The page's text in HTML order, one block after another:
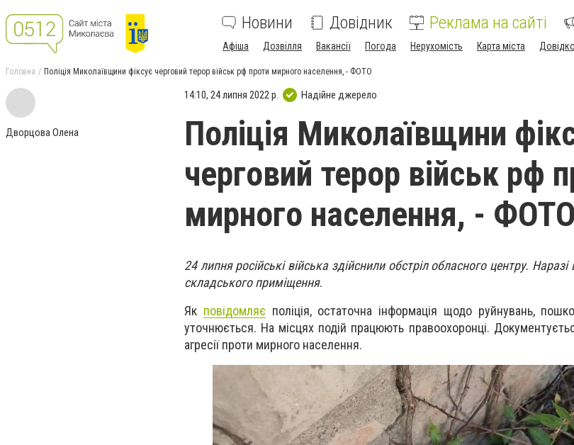
Новини Довідник Реклама на сайті
Афіша Дозвілля Вакансії Погода Нерухомість Карта міста
Головна Поліція Миколаївщини фіксує черговий терор військ рф проти мирного населення, - ФОТО
Дворцова Олена
14:10, 24 липня 2022 р. Надійне джерело
Поліція Миколаївщини
черговий терор військ рф
мирного населення, - ФОТО
24 липня російські війська здійснили обстріл обласного центру.
складського приміщення.
Як повідомляє поліція, остаточна інформація щодо руйнувань,
уточнюється. На місцях подій працюють правоохоронці.
агресії проти мирного населення.